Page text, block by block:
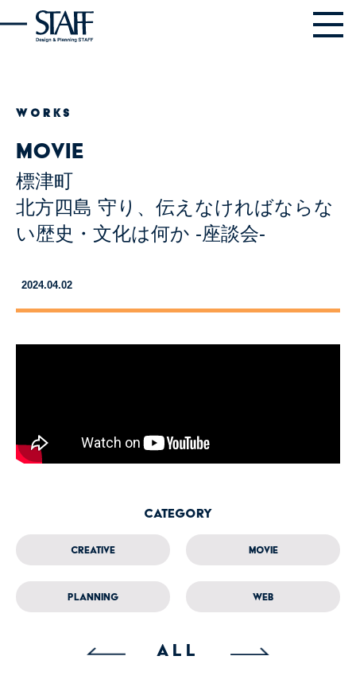
WORKS
MOVIE
標津町
北方四島 守り、伝えなければならな
い歴史・文化は何か -座談会-
2024.04.02
Category
Creative Movie
Planning Web
ALL